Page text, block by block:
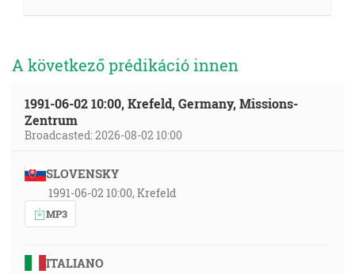
A következő prédikáció innen
1991-06-02 10:00, Krefeld, Germany, Missions-
Zentrum
Broadcasted: 2026-08-02 10:00
SLOVENSKY
1991-06-02 10:00, Krefeld
MP3
ITALIANO